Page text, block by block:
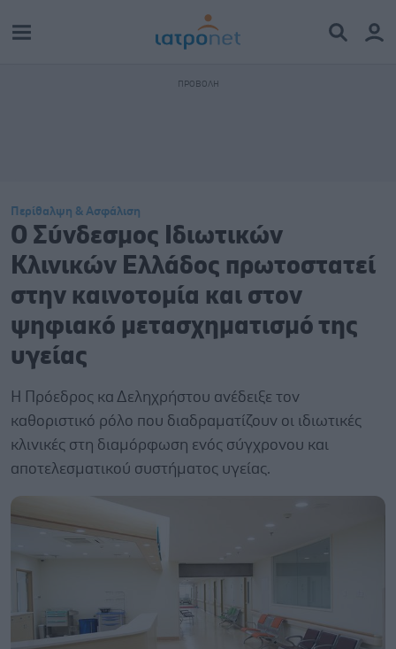
Περίθαλψη & Ασφάλιση
Ο Σύνδεσμος Ιδιωτικών
Κλινικών Ελλάδος πρωτοστατεί
στην καινοτομία και στον
ψηφιακό μετασχηματισμό της
υγείας
Η Πρόεδρος κα Δεληχρήστου ανέδειξε τον
καθοριστικό ρόλο που διαδραματίζουν οι ιδιωτικές
κλινικές στη διαμόρφωση ενός σύγχρονου και
αποτελεσματικού συστήματος υγείας.